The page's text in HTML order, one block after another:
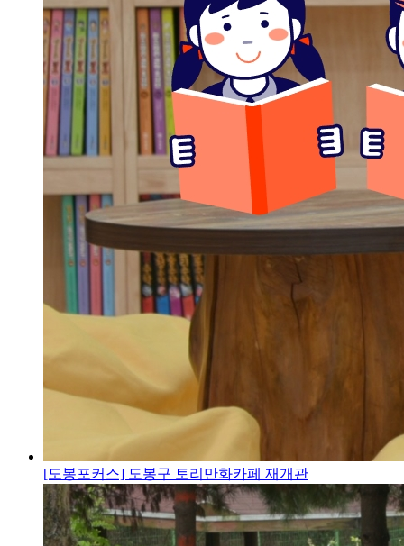
[도봉포커스] 도봉구 토리만화카페 재개관